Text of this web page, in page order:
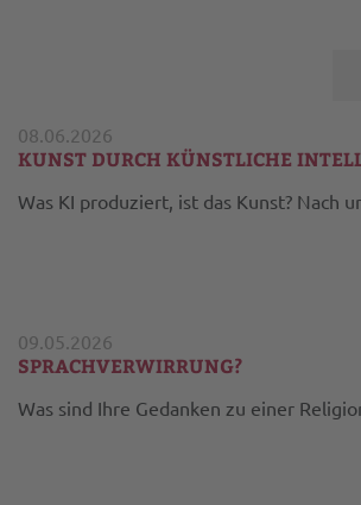
08.06.2026
KUNST DURCH KÜNSTLICHE
Was KI produziert, ist das Kunst?
09.05.2026
SPRACHVERWIRRUNG?
Was sind Ihre Gedanken zu einer